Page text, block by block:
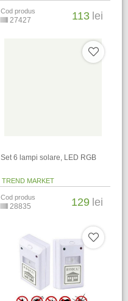
Cod produs
27427 113 lei
Set 6 lampi solare, LED RGB
TREND MARKET
Cod produs
28835 129 lei